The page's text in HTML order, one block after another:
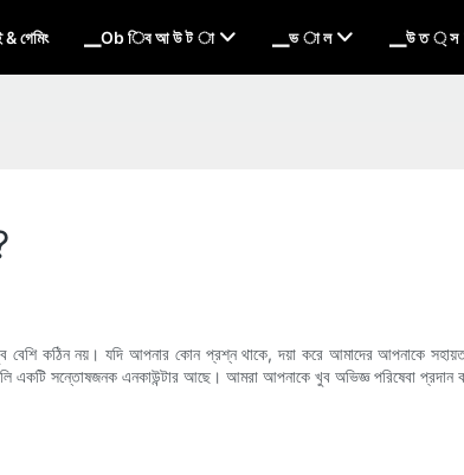
গেমিং ▁Ob িব আ উ ট া ▁ভ া ল ▁উ ত ্ স
কঠিন নয়। যদি আপনার কোন প্রশ্ন থাকে, দয়া করে আমাদের আপনাকে
একটি সন্তোষজনক এনকাউন্টার আছে। আমরা আপনাকে খুব অভিজ্ঞ পরিষেবা প্রদান